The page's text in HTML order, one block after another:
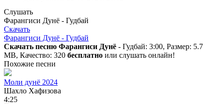
Слушать
Фарангиси Дунё - Гудбай
Скачать
Фарангиси Дунё - Гудбай
Скачать песню Фарангиси Дунё - Гудбай: 3:00, Размер: 5.7
MB, Качество: 320 бесплатно или слушать онлайн!
Похожие песни
Моли дунё 2024
Шахло Хафизова
4:25